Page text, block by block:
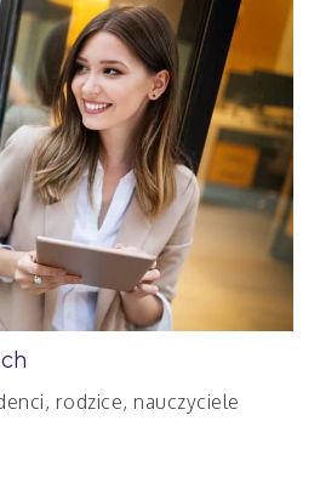
rodzice, nauczyciele